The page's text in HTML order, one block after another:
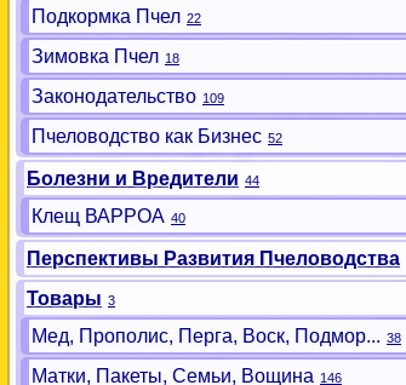
Подкормка Пчел 22
Зимовка Пчел 18
Законодательство 109
Пчеловодство как Бизнес 52
Болезни и Вредители 44
Клещ ВАРРОА 40
Перспективы Развития Пчеловодства
Товары 3
Мед, Прополис, Перга, Воск, Подмор... 38
Матки, Пакеты, Семьи, Вощина 146